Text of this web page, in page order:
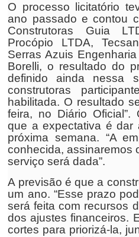
O processo licitatório
ano passado e contou
Construtoras Guia
Procópio LTDA,
Serras Azuis
Borelli, o resultado do
definido ainda nessa
construtoras
habilitada. O resultado
feira, no Diário Oficial”.
que a expectativa é dar
próxima semana. “A
conhecida, assinaremos
serviço será dada”.
A previsão é que a
um ano. “Esse prazo
será feita com recursos
dos ajustes financeiros.
cortes para priorizá-la,